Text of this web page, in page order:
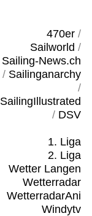
470er/
Sailworld /
Sailing-News.ch
/ Sailinganarchy
/
SailingIllustrated
/ DSV
1. Liga
2. Liga
Wetter Langen
Wetterradar
WetterradarAni
Windytv